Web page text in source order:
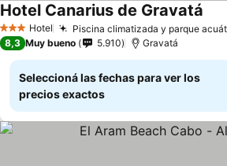
3 Estrellas
Hotel Piscina climatizada y parque
Hotel Canarius de Gravatá
8,3 Muy bueno 5.910 Gravatá
Seleccioná las fechas para ver los
precios exactos